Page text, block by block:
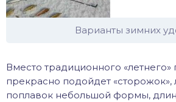
Варианты зимних
Вместо традиционного «летнего»
прекрасно подойдет «сторожок»,
поплавок небольшой формы,